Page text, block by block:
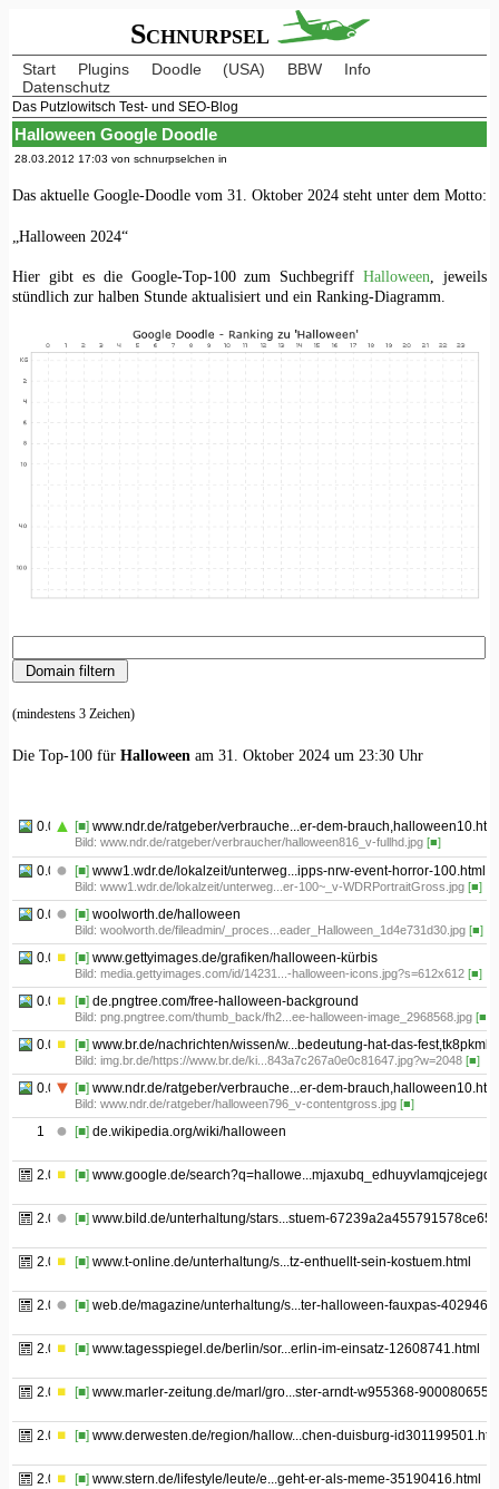
Schnurpsel
Start Plugins Doodle (USA) BBW
Info
Datenschutz
Das Putzlowitsch Test- und SEO-Blog
Halloween Google Doodle
28.03.2012 17:03 von schnurpselchen in
Das aktuelle Google-Doodle vom 31. Oktober 2024 steht unter dem Motto:
„Halloween 2024“
Hier gibt es die Google-Top-100 zum SuchbegriffHalloween , jeweils
stündlich zur halben Stunde aktualisiert und ein Ranking-Diagramm.
(mindestens 3 Zeichen)
Die Top-100 für Halloweenam 31. Oktober 2024 um 23:30 Uhr
0.01 [■] www.ndr.de/ratgeber/verbrauche...er-dem-
Bild: www.ndr.de/ratgeber/verbraucher/halloween816_v-fullhd.jpg [■]
0.02 [■] www1.wdr.de/lokalzeit/unterweg...ipps-nrw-event-horror-100.html
Bild: www1.wdr.de/lokalzeit/unterweg...er-100~_v-WDRPortraitGross.jpg [■]
0.03 [■] woolworth.de/halloween
Bild: woolworth.de/fileadmin/_proces...eader_Halloween_1d4e731d30.jpg [■]
0.04 [■] www.gettyimages.de/grafiken/halloween-kürbis
Bild: media.gettyimages.com/id/14231...-halloween-icons.jpg?s=612x612 [■]
0.05 [■] de.pngtree.com/free-halloween-background
Bild: png.pngtree.com/thumb_back/fh2...ee-halloween-image_2968568.jpg [■]
0.06 [■] www.br.de/nachrichten/wissen/w...bedeutung-hat-das-fest,tk8pkml
Bild: img.br.de/https://www.br.de/ki...843a7c267a0e0c81647.jpg?w=2048 [■]
0.07 [■] www.ndr.de/ratgeber/verbrauche...er-dem-
Bild: www.ndr.de/ratgeber/halloween796_v-contentgross.jpg [■]
1 [■] de.wikipedia.org/wiki/halloween
2.01 [■] www.google.de/
2.02 [■] www.bild.de/unterhaltung/stars...stuem-
2.03 [■] www.t-online.de/unterhaltung/s...tz-enthuellt-sein-kostuem.html
2.04 [■] web.de/magazine/unterhaltung/s...ter-halloween-fauxpas-
2.05 [■] www.tagesspiegel.de/berlin/sor...erlin-im-einsatz-12608741.html
2.06 [■] www.marler-zeitung.de/marl/gro...ster-arndt-w955368-9000806553/
2.07 [■] www.derwesten.de/region/hallow...chen-duisburg-
2.08 [■] www.stern.de/lifestyle/leute/e...geht-er-als-meme-35190416.html